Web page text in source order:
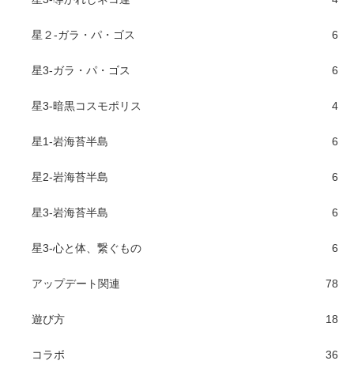
星２-ガラ・パ・ゴス 6
星3-ガラ・パ・ゴス 6
星3-暗黒コスモポリス 4
星1-岩海苔半島 6
星2-岩海苔半島 6
星3-岩海苔半島 6
星3-心と体、繋ぐもの 6
アップデート関連 78
遊び方 18
コラボ 36